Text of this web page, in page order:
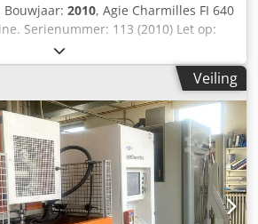
Bouwjaar: 2010, Agie Charmilles FI 640
Serienummer: 113 (2010) Let op:
gedemonteerd en
Codpjznkivsfx Abnjha Locatie:
zich in Birmingham, VK. Bij aankoop
in rekening gebracht voor
op geschikt transport. Kosten
zijn voor rekening van de koper.
Veiling